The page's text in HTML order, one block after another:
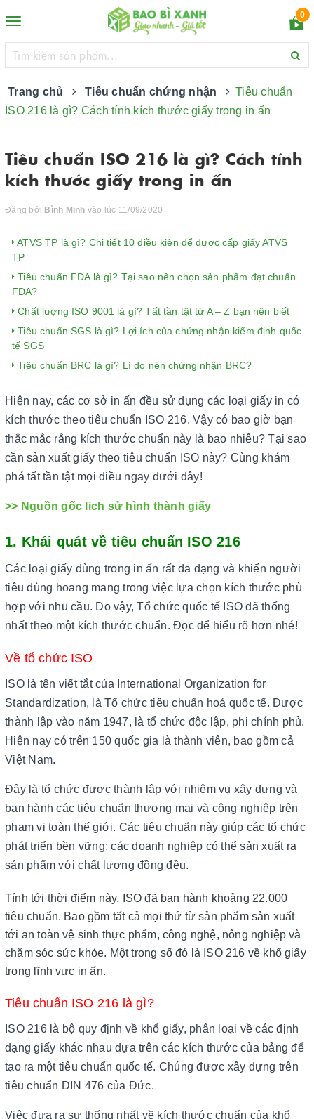
Toggle
navigation
0
Trang chủ Tiêu chuẩn chứng nhận
Tiêu chuẩn
ISO 216 là gì? Cách tính kích thước giấy trong in ấn
Tiêu chuẩn ISO 216 là gì? Cách tính
kích thước giấy trong in ấn
Đăng bởi Bình Minh vào lúc 11/09/2020
ATVS TP là gì? Chi tiết 10 điều kiện để được cấp giấy ATVS
TP
Tiêu chuẩn FDA là gì? Tại sao nên chọn sản phẩm đạt chuẩn
FDA?
Chất lượng ISO 9001 là gì? Tất tần tật từ A – Z bạn nên biết
Tiêu chuẩn SGS là gì? Lợi ích của chứng nhận kiểm định quốc
tế SGS
Tiêu chuẩn BRC là gì? Lí do nên chứng nhận BRC?
Hiện nay, các cơ sở in ấn đều sử dụng các loại giấy in có
kích thước theo tiêu chuẩn ISO 216. Vậy có bao giờ bạn
thắc mắc rằng kích thước chuẩn này là bao nhiêu? Tại sao
cần sản xuất giấy theo tiêu chuẩn ISO này? Cùng khám
phá tất tần tật mọi điều ngay dưới đây!
>> Nguồn gốc lich sử hình thành giấy
1. Khái quát về tiêu chuẩn ISO 216
Các loại giấy dùng trong in ấn rất đa dạng và khiến người
tiêu dùng hoang mang trong việc lựa chọn kích thước phù
hợp với nhu cầu. Do vậy, Tổ chức quốc tế ISO đã thống
nhất theo một kích thước chuẩn. Đọc để hiểu rõ hơn nhé!
Về tổ chức ISO
ISO là tên viết tắt của International Organization for
Standardization, là Tổ chức tiêu chuẩn hoá quốc tế. Được
thành lập vào năm 1947, là tổ chức độc lập, phi chính phủ.
Hiện nay có trên 150 quốc gia là thành viên, bao gồm cả
Việt Nam.
Đây là tổ chức được thành lập với nhiệm vụ xây dựng và
ban hành các tiêu chuẩn thương mại và công nghiệp trên
phạm vi toàn thế giới. Các tiêu chuẩn này giúp các tổ chức
phát triển bền vững; các doanh nghiệp có thể sản xuất ra
sản phẩm với chất lượng đồng đều.
Tính tới thời điểm này, ISO đã ban hành khoảng 22.000
tiêu chuẩn. Bao gồm tất cả mọi thứ từ sản phẩm sản xuất
tới an toàn vệ sinh thực phẩm, công nghệ, nông nghiệp và
chăm sóc sức khỏe. Một trong số đó là ISO 216 về khổ giấy
trong lĩnh vực in ấn.
Tiêu chuẩn ISO 216 là gì?
ISO 216 là bộ quy định về khổ giấy, phân loại về các định
dạng giấy khác nhau dựa trên các kích thước của bảng để
tạo ra một tiêu chuẩn quốc tế. Chúng được xây dựng trên
tiêu chuẩn DIN 476 của Đức.
Việc đưa ra sự thống nhất về kích thước chuẩn của khổ